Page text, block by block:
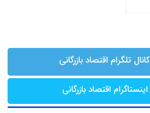
کانال تلگرام اقتصاد بازرگانی
اینستاگرام اقتصاد بازرگانی